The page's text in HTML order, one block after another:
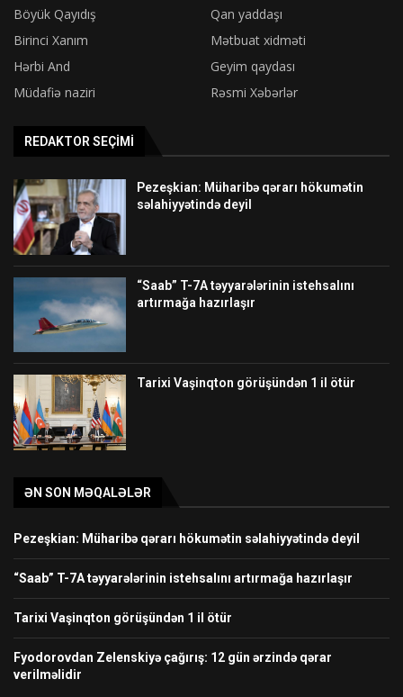
Böyük Qayıdış
Qan yaddaşı
Birinci Xanım
Mətbuat xidməti
Hərbi And
Geyim qaydası
Müdafiə naziri
Rəsmi Xəbərlər
REDAKTOR SEÇIMI
Pezeşkian: Müharibə qərarı hökumətin
səlahiyyətində deyil
“Saab” T-7A təyyarələrinin istehsalını
artırmağa hazırlaşır
Tarixi Vaşinqton görüşündən 1 il ötür
ƏN SON MƏQALƏLƏR
Pezeşkian: Müharibə qərarı hökumətin səlahiyyətində deyil
“Saab” T-7A təyyarələrinin istehsalını artırmağa hazırlaşır
Tarixi Vaşinqton görüşündən 1 il ötür
Fyodorovdan Zelenskiyə çağırış: 12 gün ərzində qərar
verilməlidir